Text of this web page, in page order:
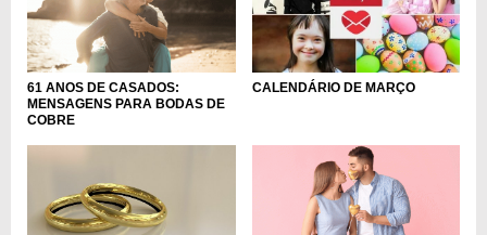
61 ANOS DE CASADOS:
MENSAGENS PARA BODAS DE
COBRE
CALENDÁRIO DE MARÇO